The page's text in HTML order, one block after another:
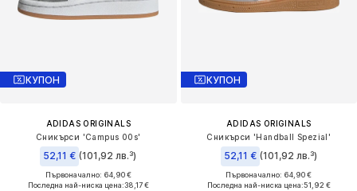
КУПОН
ADIDAS ORIGINALS
Сникърси 'Campus 00s'
52,11 € (101,92 лв.³)
Първоначално: 64,90 €
Последна най-ниска цена:38,17 €
КУПОН
ADIDAS ORIGINALS
Сникърси 'Handball Spezial'
52,11 € (101,92 лв.³)
Първоначално: 64,90 €
Последна най-ниска цена:51,92 €